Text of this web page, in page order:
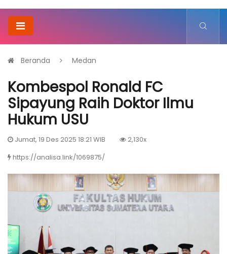
Beranda Medan
Kombespol Ronald FC
Sipayung Raih Doktor Ilmu
Hukum USU
Jumat, 19 Des 2025 18:21 WIB
2,130x
https://analisa.link/1069875/